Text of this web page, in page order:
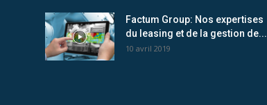
Factum Group: Nos expertises
du leasing et de la gestion de...
10 avril 2019